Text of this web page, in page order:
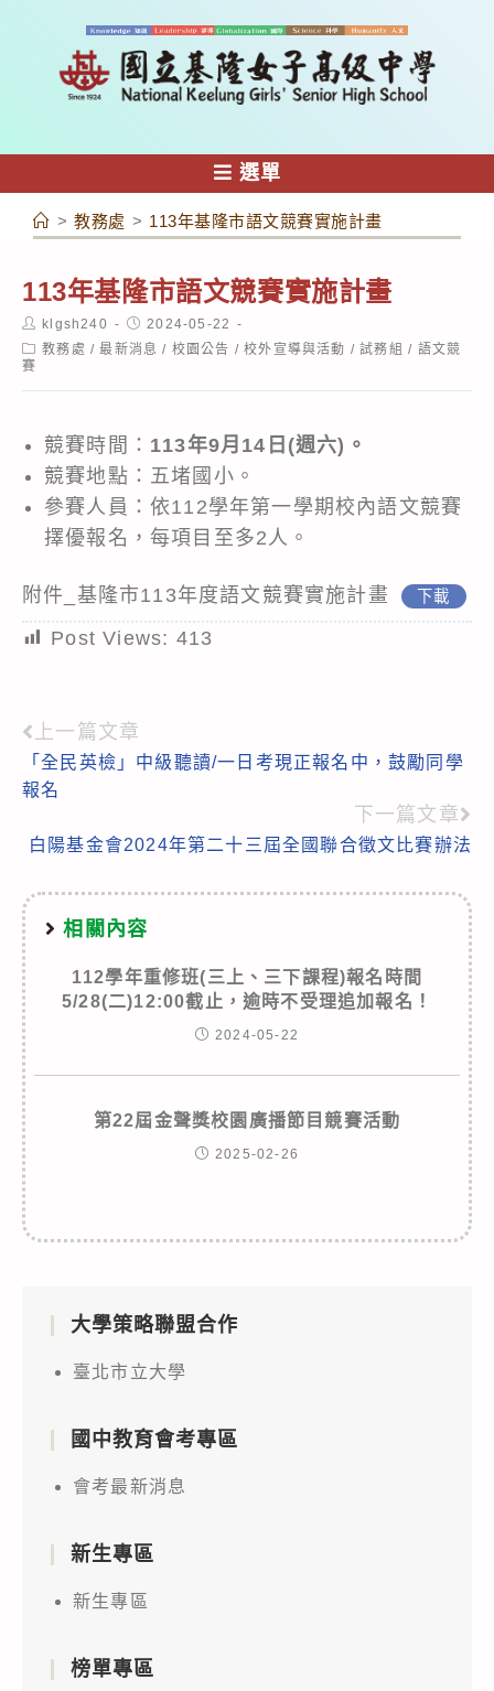
容
選單
> 教務處 > 113年基隆市語文競賽實施計畫
113年基隆市語文競賽實施計畫
Post
author:
klgsh240
Post
published:
2024-05-22
Post
category:
教務處 / 最新消息 / 校園公告 / 校外宣導與活動 / 試務組 / 語文競
賽
競賽時間： 113年9月14日(週六)。
競賽地點：五堵國小。
參賽人員：依112學年第一學期校內語文競賽
擇優報名，每項目至多2人。
附件_基隆市113年度語文競賽實施計畫 下載
Post Views: 413
Read
more
上一篇文章
「全民英檢」中級聽讀/一日考現正報名中，鼓勵同學
報名
下一篇文章
白陽基金會2024年第二十三屆全國聯合徵文比賽辦法
相關內容
112學年重修班(三上、三下課程)報名時間
5/28(二)12:00截止，逾時不受理追加報名！
2024-05-22
第22屆金聲獎校園廣播節目競賽活動
2025-02-26
大學策略聯盟合作
臺北市立大學
國中教育會考專區
會考最新消息
新生專區
新生專區
榜單專區